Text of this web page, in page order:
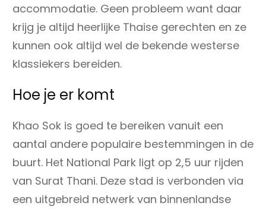
accommodatie. Geen probleem want daar
krijg je altijd heerlijke Thaise gerechten en ze
kunnen ook altijd wel de bekende westerse
klassiekers bereiden.
Hoe je er komt
Khao Sok is goed te bereiken vanuit een
aantal andere populaire bestemmingen in de
buurt. Het National Park ligt op 2,5 uur rijden
van Surat Thani. Deze stad is verbonden via
een uitgebreid netwerk van binnenlandse